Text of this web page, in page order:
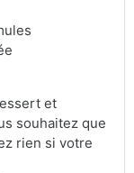
et
souhaitez que
rien si votre